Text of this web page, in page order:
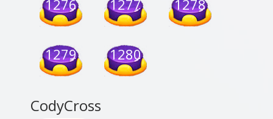
1276 1277 1278
1279 1280
CodyCross